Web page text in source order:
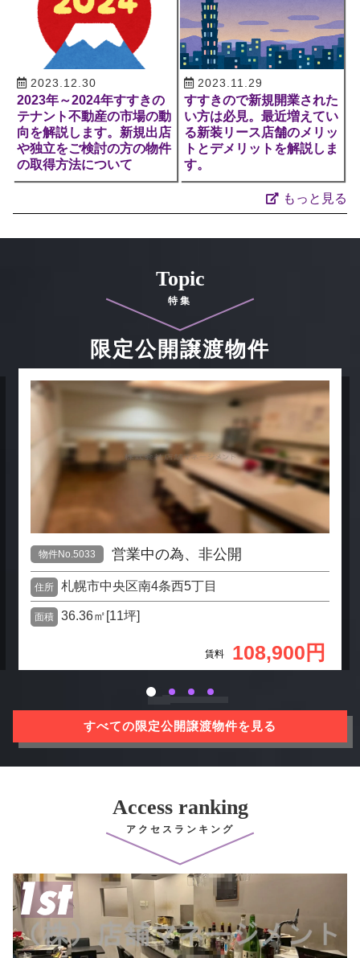
2023.12.30
2023年～2024年すすきの
テナント不動産の市場の動
向を解説します。新規出店
や独立をご検討の方の物件
の取得方法について
2023.11.29
すすきので新規開業された
い方は必見。最近増えてい
る新装リース店舗のメリッ
トとデメリットを解説しま
す。
もっと見る
Topic
特集
限定公開譲渡物件
物件No.5033 営業中の為、非公開
住所 札幌市中央区南4条西5丁目
面積 36.36㎡[11坪]
賃料 108,900円
すべての限定公開譲渡物件を見る
Access ranking
アクセスランキング